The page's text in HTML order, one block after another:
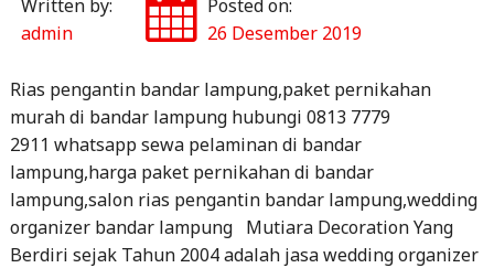
Written by:
admin
Posted on:
26 Desember 2019
Rias pengantin bandar lampung,paket pernikahan
murah di bandar lampung hubungi 0813 7779
2911 whatsapp sewa pelaminan di bandar
lampung,harga paket pernikahan di bandar
lampung,salon rias pengantin bandar lampung,wedding
organizer bandar lampung Mutiara Decoration Yang
Berdiri sejak Tahun 2004 adalah jasa wedding organizer